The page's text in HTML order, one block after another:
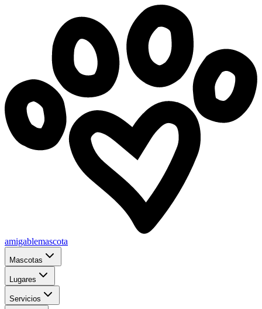
amigablemascota
Mascotas
Lugares
Servicios